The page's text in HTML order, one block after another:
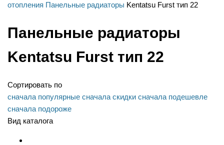
отопления Панельные радиаторы Kentatsu Furst тип 22
Панельные радиаторы
Kentatsu Furst тип 22
Сортировать по
сначала популярные сначала скидки сначала подешевле
сначала подороже
Вид каталога